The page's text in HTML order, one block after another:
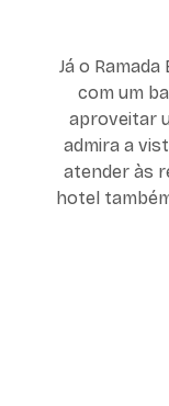
Já o
com um
aproveitar
admira a
atender às
hotel